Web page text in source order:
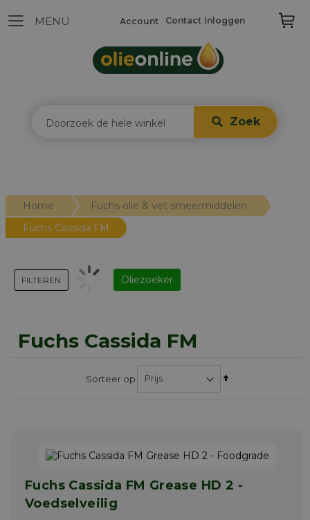
Zoek
Contact Inloggen
Account
Home
Fuchs olie & vet smeermiddelen
Fuchs Cassida FM
Fuchs Cassida FM
Sorteer op
Van
Fuchs Cassida FM Grease HD 2 -
Voedselveilig
FILTEREN Oliezoeker